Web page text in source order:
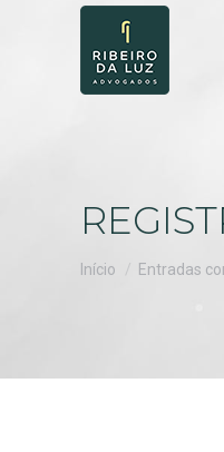
Você está aqui:
Início Entradas